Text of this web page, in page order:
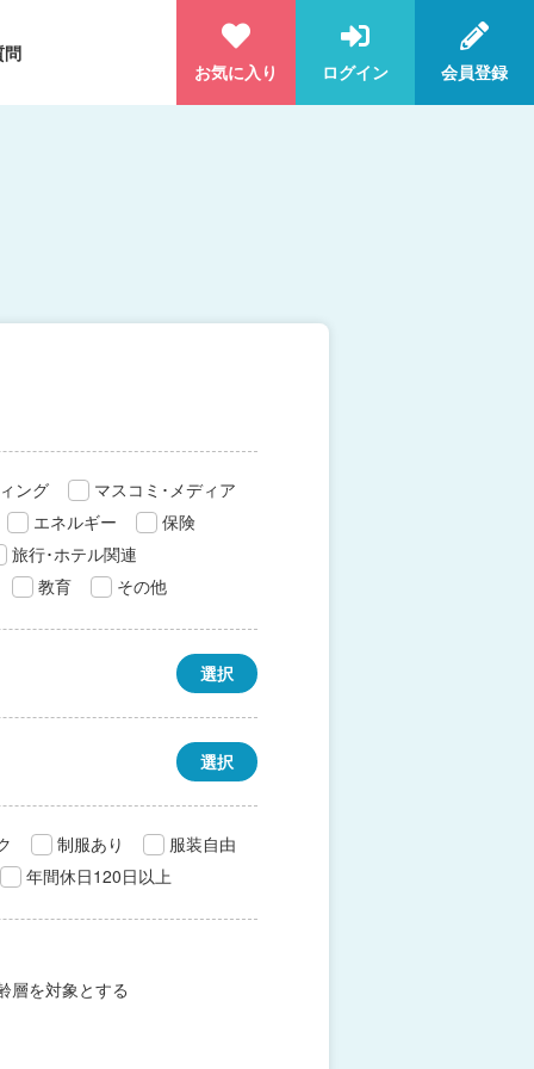
問
お気に入り
ログイン 会員登録
ング
マスコミ･メディア
エネルギー
保険
旅行･ホテル関連
教育
その他
選択
選択
制服あり
服装自由
年間休日120日以上
層を対象とする